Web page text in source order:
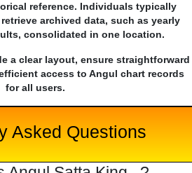
reference. Individuals typically
archived data, such as yearly
consolidated in one location.
a clear layout, ensure straightforward
access to Angul chart records
for all users.
Asked Questions